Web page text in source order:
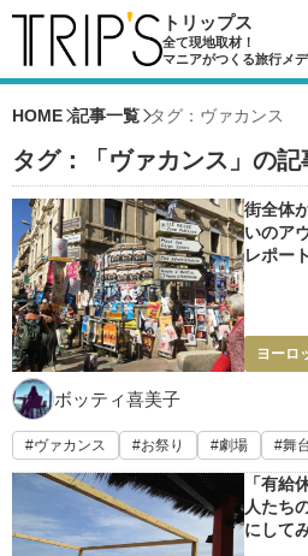
トリップス
全て現地取材！
マニアがつくる旅行メ
HOME 記事一覧 タグ：ヴァカンス
タグ：「ヴァカンス」の記
街全体
いのア
レポート
ヨーロ
ボッティ喜美子
ヴァカンス お祭り 劇場 舞
「有給
人たち
にして